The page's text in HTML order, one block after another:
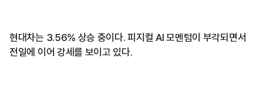
현대차는 3.56% 상승 중이다. 피지컬 AI 모멘텀이 부각되면서
전일에 이어 강세를 보이고 있다.